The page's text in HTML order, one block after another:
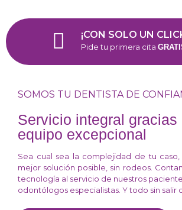
¡CON SOLO UN
Pide tu primera cita
SOMOS TU DENTISTA DE
Servicio integral gracias
equipo excepcional
Sea cual sea la complejidad de tu
mejor solución posible, sin rodeos.
tecnología al servicio de nuestros
odontólogos especialistas. Y todo sin salir